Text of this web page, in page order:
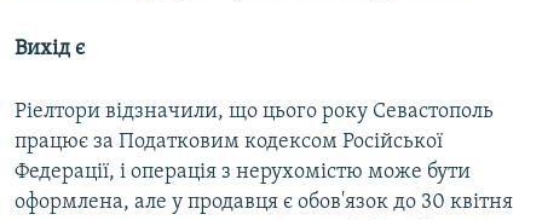
Вихід є
Ріелтори відзначили, що цього року Севастополь
працює за Податковим кодексом Російської
Федерації, і операція з нерухомістю може бути
оформлена, але у продавця є обов'язок до 30 квітня